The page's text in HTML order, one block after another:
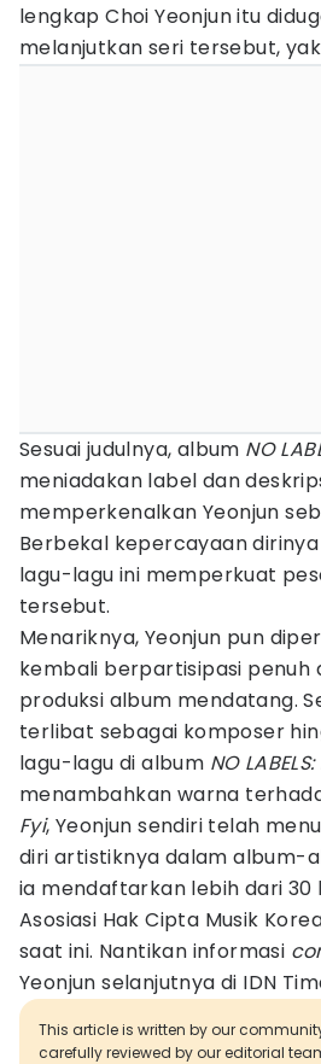
lengkap Choi Yeonjun itu
melanjutkan seri tersebut,
Sesuai judulnya, album NO
meniadakan label dan
memperkenalkan Yeonjun
Berbekal kepercayaan
lagu-lagu ini memperkuat
tersebut.
Menariknya, Yeonjun pun
kembali berpartisipasi penuh
produksi album mendatang.
terlibat sebagai komposer
lagu-lagu di album NO
menambahkan warna
Fyi, Yeonjun sendiri telah
diri artistiknya dalam album-
ia mendaftarkan lebih dari 30
Asosiasi Hak Cipta Musik
saat ini. Nantikan informasi
Yeonjun selanjutnya di IDN
This article is written by our
carefully reviewed by our editorial